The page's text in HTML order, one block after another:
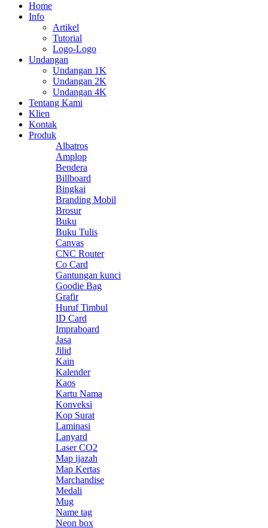
Home
Info
Artikel
Tutorial
Logo-Logo
Undangan
Undangan 1K
Undangan 2K
Undangan 4K
Tentang Kami
Klien
Kontak
Produk
Albatros
Amplop
Bendera
Billboard
Bingkai
Branding Mobil
Brosur
Buku
Buku Tulis
Canvas
CNC Router
Co Card
Gantungan kunci
Goodie Bag
Grafir
Huruf Timbul
ID Card
Impraboard
Jasa
Jilid
Kain
Kalender
Kaos
Kartu Nama
Konveksi
Kop Surat
Laminasi
Lanyard
Laser CO2
Map ijazah
Map Kertas
Marchandise
Medali
Mug
Name tag
Neon box